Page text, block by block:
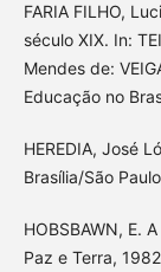
FARIA FILHO,
século XIX. In:
Mendes de:
Educação no
HEREDIA, José
Brasília/São
HOBSBAWN, E.
Paz e Terra,